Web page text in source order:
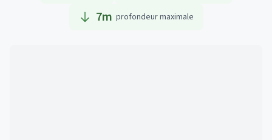
7m profondeur maximale